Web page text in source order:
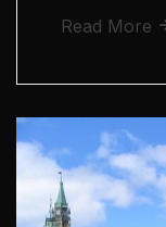
Read More